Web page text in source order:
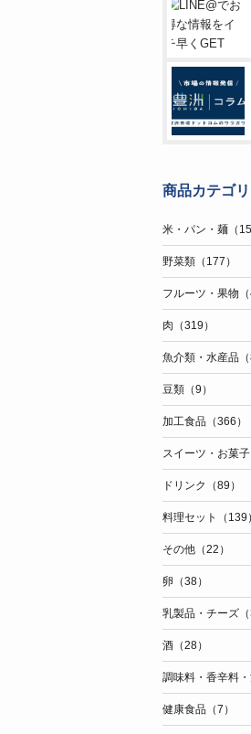
商品カテゴ
米・パン・麺（
野菜類（177）
フルーツ・果物（
肉（319）
魚介類・水産品（
豆類（9）
加工食品（366）
スイーツ・お菓子
ドリンク（89）
料理セット（139）
その他（22）
卵（38）
乳製品・チーズ（
酒（28）
調味料・香辛料・
健康食品（7）